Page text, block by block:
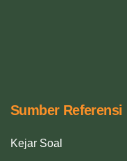
Sumber Referensi
Kejar Soal